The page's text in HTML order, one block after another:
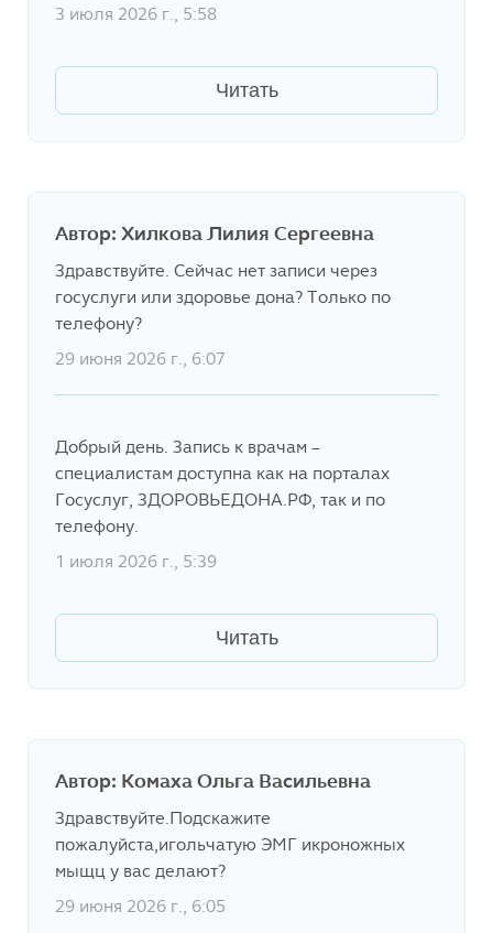
3 июля 2026 г., 5:58
Читать
Автор: Хилкова Лилия Сергеевна
Здравствуйте. Сейчас нет записи через
госуслуги или здоровье дона? Только по
телефону?
29 июня 2026 г., 6:07
Добрый день. Запись к врачам –
специалистам доступна как на порталах
Госуслуг, ЗДОРОВЬЕДОНА.РФ, так и по
телефону.
1 июля 2026 г., 5:39
Читать
Автор: Комаха Ольга Васильевна
Здравствуйте.Подскажите
пожалуйста,игольчатую ЭМГ икроножных
мыщц у вас делают?
29 июня 2026 г., 6:05